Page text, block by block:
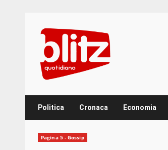
content
Politica Cronaca Economia
Pagina 5 - Gossip